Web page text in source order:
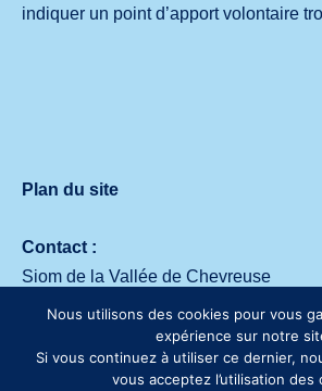
indiquer un point d’apport volontaire
Plan du site
Contact :
Siom de la Vallée de Chevreuse
Avenue des deux Lacs – 91140 Villejust
01 64 53 30 00
Nous utilisons des cookies pour vous
expérience sur notre
Si vous continuez à utiliser ce dernier,
vous acceptez l’utilisation des